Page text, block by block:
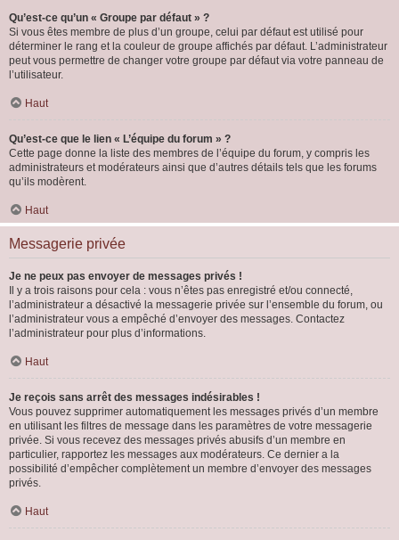
Qu’est-ce qu’un « Groupe par défaut » ?
Si vous êtes membre de plus d’un groupe, celui par défaut est utilisé pour
déterminer le rang et la couleur de groupe affichés par défaut. L’administrateur
peut vous permettre de changer votre groupe par défaut via votre panneau de
l’utilisateur.
Haut
Qu’est-ce que le lien « L’équipe du forum » ?
Cette page donne la liste des membres de l’équipe du forum, y compris les
administrateurs et modérateurs ainsi que d’autres détails tels que les forums
qu’ils modèrent.
Haut
Messagerie privée
Je ne peux pas envoyer de messages privés !
Il y a trois raisons pour cela : vous n’êtes pas enregistré et/ou connecté,
l’administrateur a désactivé la messagerie privée sur l’ensemble du forum, ou
l’administrateur vous a empêché d’envoyer des messages. Contactez
l’administrateur pour plus d’informations.
Haut
Je reçois sans arrêt des messages indésirables !
Vous pouvez supprimer automatiquement les messages privés d’un membre
en utilisant les filtres de message dans les paramètres de votre messagerie
privée. Si vous recevez des messages privés abusifs d’un membre en
particulier, rapportez les messages aux modérateurs. Ce dernier a la
possibilité d’empêcher complètement un membre d’envoyer des messages
privés.
Haut